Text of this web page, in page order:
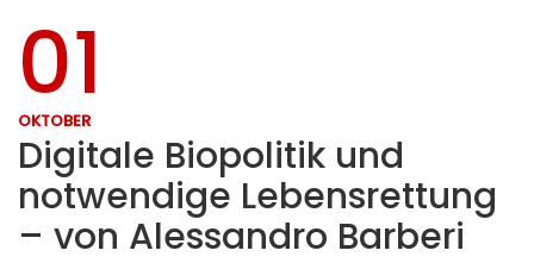
01
OKTOBER
Digitale Biopolitik und
notwendige Lebensrettung
– von Alessandro Barberi